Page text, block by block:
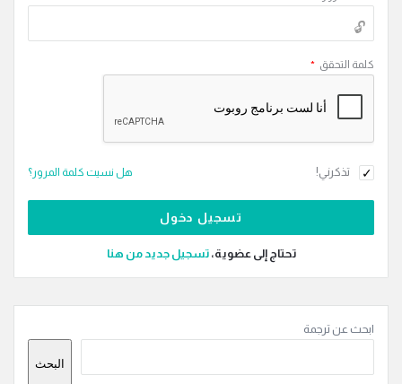
كلمة التحقق *
تذكرني! هل نسيت كلمة المرور؟
تحتاج إلى عضوية،‫تسجيل جديد من هنا
الجانبية
ابحث عن ترجمة
البحث